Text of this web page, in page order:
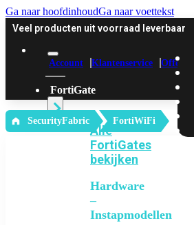
Ga naar hoofdinhoudGa naar voettekst
Veel producten uit voorraad leverbaar
Account Klantenservice Offerte
FortiGate
Alle
FortiGates
bekijken
Hardware
–
Instapmodellen
‎ SecurityFabric FortiWiFi